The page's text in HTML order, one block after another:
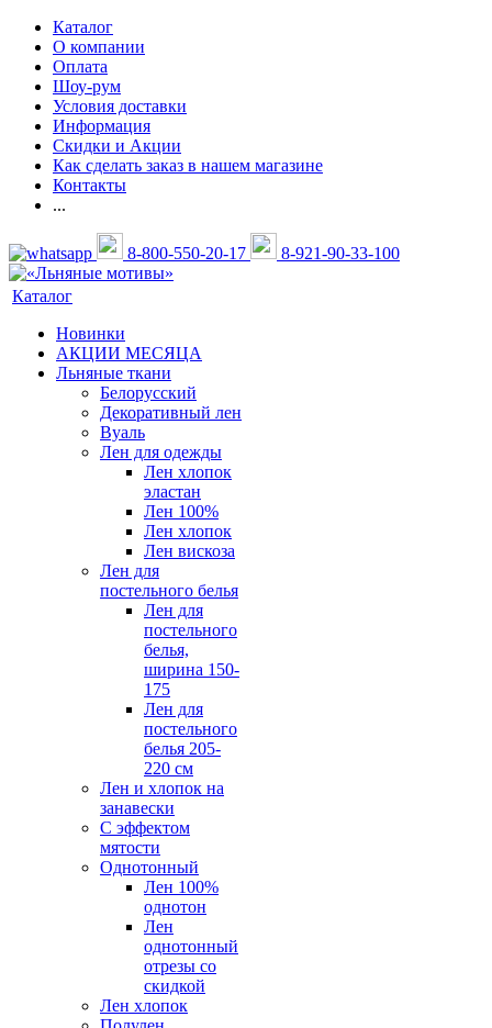
Каталог
О компании
Оплата
Шоу-рум
Условия доставки
Информация
Скидки и Акции
Как сделать заказ в нашем магазине
Контакты
...
8-800-550-20-17 8-921-90-33-100
Каталог
Новинки
АКЦИИ МЕСЯЦА
Льняные ткани
Белорусский
Декоративный лен
Вуаль
Лен для одежды
Лен хлопок
эластан
Лен 100%
Лен хлопок
Лен вискоза
Лен для
постельного белья
Лен для
постельного
белья,
ширина 150-
175
Лен для
постельного
белья 205-
220 см
Лен и хлопок на
занавески
С эффектом
мятости
Однотонный
Лен 100%
однотон
Лен
однотонный
отрезы со
скидкой
Лен хлопок